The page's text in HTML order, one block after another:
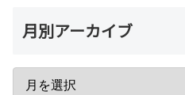
月別アーカイブ